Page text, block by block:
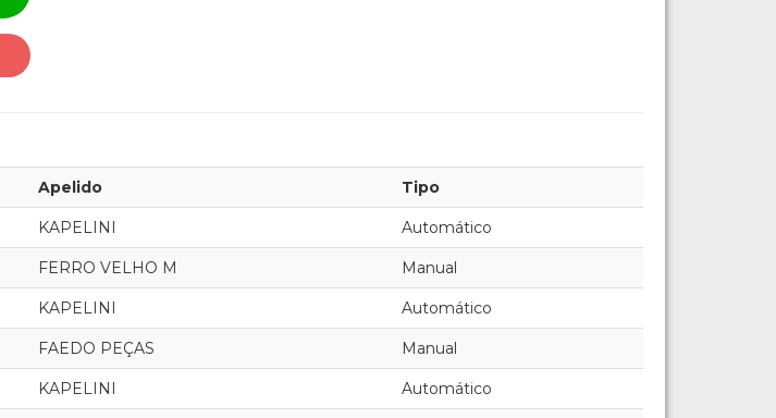
Apelido Tipo
KAPELINI Automático
FERRO VELHO M Manual
KAPELINI Automático
FAEDO PEÇAS Manual
KAPELINI Automático